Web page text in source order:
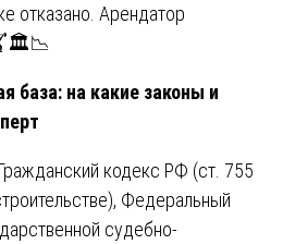
отказано. Арендатор
🏋️🏛️📉
база: на какие законы и
кодекс РФ (ст. 755
Федеральный
судебно-